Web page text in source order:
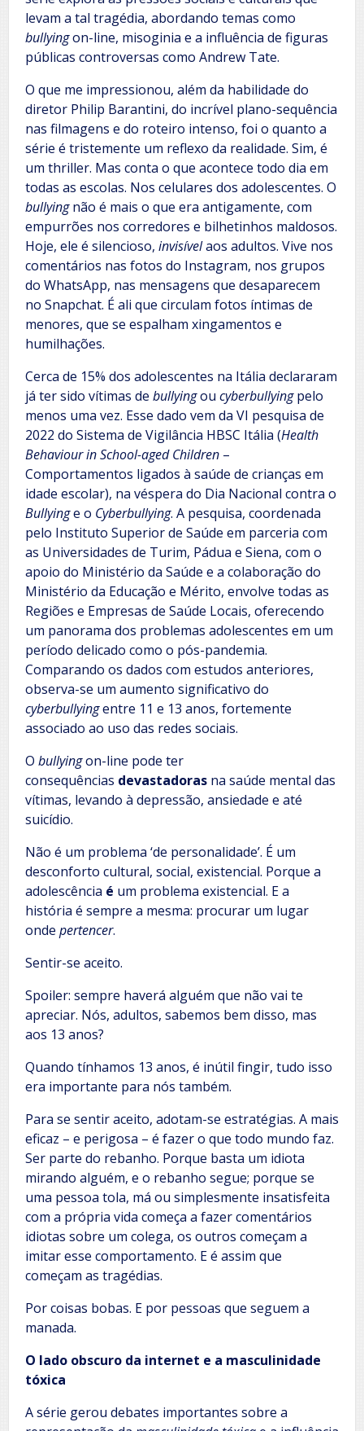
levam a tal tragédia, abordando temas como
bullyingon-line, misoginia e a influência de figuras
públicas controversas como Andrew Tate.
O que me impressionou, além da habilidade do
diretor Philip Barantini, do incrível plano-sequência
nas filmagens e do roteiro intenso, foi o quanto a
série é tristemente um reflexo da realidade. Sim, é
um thriller. Mas conta o que acontece todo dia em
todas as escolas. Nos celulares dos adolescentes. O
bullyingnão é mais o que era antigamente, com
empurrões nos corredores e bilhetinhos maldosos.
Hoje, ele é silencioso, invisívelaos adultos. Vive nos
comentários nas fotos do Instagram, nos grupos
do WhatsApp, nas mensagens que desaparecem
no Snapchat. É ali que circulam fotos íntimas de
menores, que se espalham xingamentos e
humilhações.
Cerca de 15% dos adolescentes na Itália declararam
já ter sido vítimas de bullyingou cyberbullyingpelo
menos uma vez. Esse dado vem da VI pesquisa de
2022 do Sistema de Vigilância HBSC Itália (Health
Behaviour in School-aged Children –
Comportamentos ligados à saúde de crianças em
idade escolar), na véspera do Dia Nacional contra o
Bullyinge o Cyberbullying. A pesquisa, coordenada
pelo Instituto Superior de Saúde em parceria com
as Universidades de Turim, Pádua e Siena, com o
apoio do Ministério da Saúde e a colaboração do
Ministério da Educação e Mérito, envolve todas as
Regiões e Empresas de Saúde Locais, oferecendo
um panorama dos problemas adolescentes em um
período delicado como o pós-pandemia.
Comparando os dados com estudos anteriores,
observa-se um aumento significativo do
cyberbullyingentre 11 e 13 anos, fortemente
associado ao uso das redes sociais.
O bullyingon-line pode ter
consequências devastadoras na saúde mental das
vítimas, levando à depressão, ansiedade e até
suicídio.
Não é um problema ‘de personalidade’. É um
desconforto cultural, social, existencial. Porque a
adolescência é um problema existencial. E a
história é sempre a mesma: procurar um lugar
onde pertencer.
Sentir-se aceito.
Spoiler: sempre haverá alguém que não vai te
apreciar. Nós, adultos, sabemos bem disso, mas
aos 13 anos?
Quando tínhamos 13 anos, é inútil fingir, tudo isso
era importante para nós também.
Para se sentir aceito, adotam-se estratégias. A mais
eficaz – e perigosa – é fazer o que todo mundo faz.
Ser parte do rebanho. Porque basta um idiota
mirando alguém, e o rebanho segue; porque se
uma pessoa tola, má ou simplesmente insatisfeita
com a própria vida começa a fazer comentários
idiotas sobre um colega, os outros começam a
imitar esse comportamento. E é assim que
começam as tragédias.
Por coisas bobas. E por pessoas que seguem a
manada.
O lado obscuro da internet e a masculinidade
tóxica
A série gerou debates importantes sobre a